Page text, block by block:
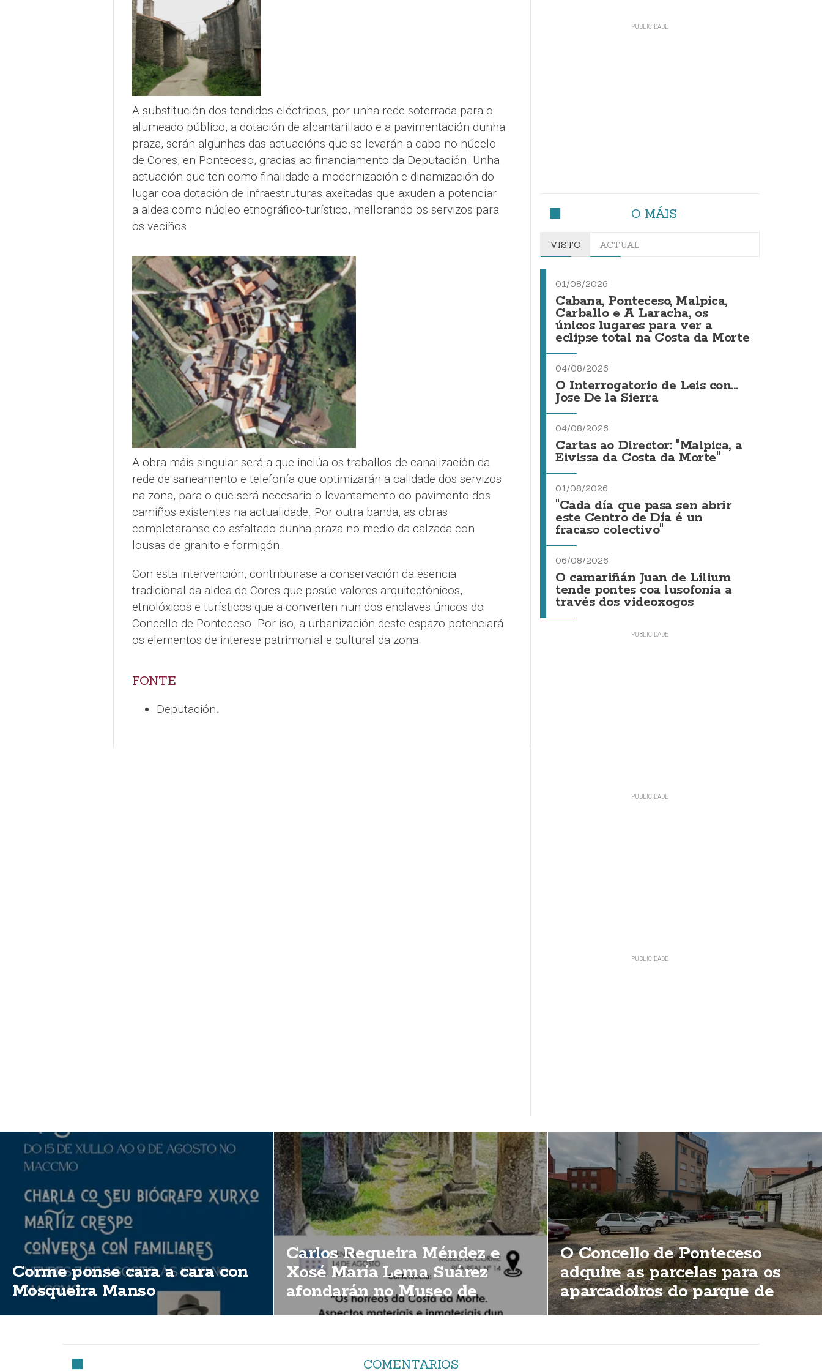
A substitución dos tendidos eléctricos, por unha rede soterrada para o
alumeado público, a dotación de alcantarillado e a pavimentación dunha
praza, serán algunhas das actuacións que se levarán a cabo no núcelo
de Cores, en Ponteceso, gracias ao financiamento da Deputación. Unha
actuación que ten como finalidade a modernización e dinamización do
lugar coa dotación de infraestruturas axeitadas que axuden a potenciar
a aldea como núcleo etnográfico-turístico, mellorando os servizos para
os veciños.
A obra máis singular será a que inclúa os traballos de canalización da
rede de saneamento e telefonía que optimizarán a calidade dos servizos
na zona, para o que será necesario o levantamento do pavimento dos
camiños existentes na actualidade. Por outra banda, as obras
completaranse co asfaltado dunha praza no medio da calzada con
lousas de granito e formigón.
Con esta intervención, contribuirase a conservación da esencia
tradicional da aldea de Cores que posúe valores arquitectónicos,
etnolóxicos e turísticos que a converten nun dos enclaves únicos do
Concello de Ponteceso. Por iso, a urbanización deste espazo potenciará
os elementos de interese patrimonial e cultural da zona.
FONTE
Deputación.
O MÁIS
VISTO ACTUAL
01/08/2026
Cabana, Ponteceso, Malpica,
Carballo e A Laracha, os
únicos lugares para ver a
eclipse total na Costa da Morte
04/08/2026
O Interrogatorio de Leis con...
Jose De la Sierra
04/08/2026
Cartas ao Director: "Malpica, a
Eivissa da Costa da Morte"
01/08/2026
"Cada día que pasa sen abrir
este Centro de Día é un
fracaso colectivo"
06/08/2026
O camariñán Juan de Lilium
tende pontes coa lusofonía a
través dos videoxogos
Corme ponse cara a cara con
Mosqueira Manso
Carlos Regueira Méndez e
Xosé María Lema Suárez
afondarán no Museo de
Corme sobre a importancia
O Concello de Ponteceso
adquire as parcelas para os
aparcadoiros do parque de
Bouzas
COMENTARIOS